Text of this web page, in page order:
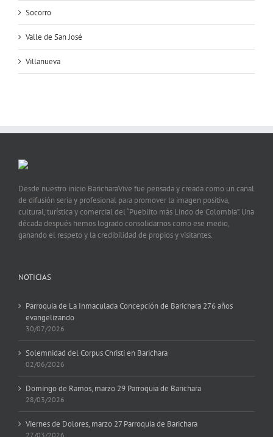
Socorro
Valle de San José
Villanueva
Desde nuestro inicio BaricharaVive fue pensada y creada como un canal
de difusión seria y profesional para promover la imagen positiva,
cultural, turística y comercial del “Pueblito más Lindo de Colombia”. Una
década después hemos logrado consolidarnos como ese medio,
ganando el respeto y la credibilidad de propios y visitantes.
NOTICIAS
Parroquia de La Inmaculada Concepción de Barichara 276 años
evangelizando
30/07/2026
Solemnidad del Corpus Christi en Barichara
02/06/2026
Domingo de Ramos, marzo 29 Parroquia de Barichara
28/03/2026
Viernes de Dolores, marzo 27 Parroquia de Barichara
27/03/2026